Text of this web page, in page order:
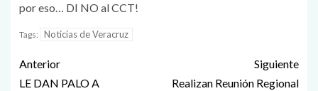
por eso… DI NO al CCT!
Tags: Noticias de Veracruz
Anterior
LE DAN PALO A
Siguiente
Realizan Reunión Regional